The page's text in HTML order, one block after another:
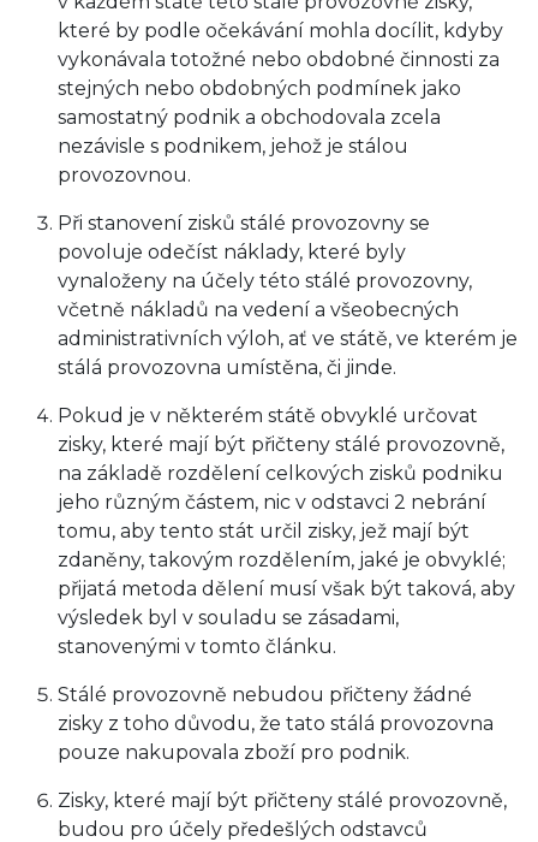
které by podle očekávání mohla docílit, kdyby
vykonávala totožné nebo obdobné činnosti za
stejných nebo obdobných podmínek jako
samostatný podnik a obchodovala zcela
nezávisle s podnikem, jehož je stálou
provozovnou.
Při stanovení zisků stálé provozovny se
povoluje odečíst náklady, které byly
vynaloženy na účely této stálé provozovny,
včetně nákladů na vedení a všeobecných
administrativních výloh, ať ve státě, ve kterém je
stálá provozovna umístěna, či jinde.
Pokud je v některém státě obvyklé určovat
zisky, které mají být přičteny stálé provozovně,
na základě rozdělení celkových zisků podniku
jeho různým částem, nic v odstavci 2 nebrání
tomu, aby tento stát určil zisky, jež mají být
zdaněny, takovým rozdělením, jaké je obvyklé;
přijatá metoda dělení musí však být taková, aby
výsledek byl v souladu se zásadami,
stanovenými v tomto článku.
Stálé provozovně nebudou přičteny žádné
zisky z toho důvodu, že tato stálá provozovna
pouze nakupovala zboží pro podnik.
Zisky, které mají být přičteny stálé provozovně,
budou pro účely předešlých odstavců